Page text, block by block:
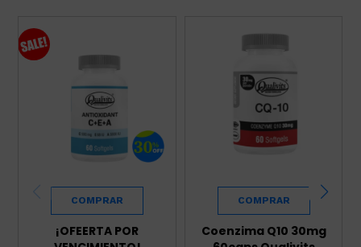
¡OFEERTA POR
Coenzima Q10 30mg